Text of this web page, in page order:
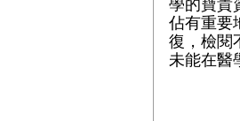
學的寶貴
佔有重要
復，檢閱
未能在醫